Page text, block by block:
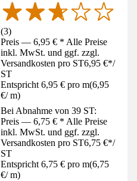
(3)
Preis — 6,95 € * Alle Preise
inkl. MwSt. und ggf. zzgl.
Versandkosten pro ST6,95 €*/
ST
Entspricht 6,95 € pro m(6,95
€/ m)
Bei Abnahme von 39 ST:
Preis — 6,75 € * Alle Preise
inkl. MwSt. und ggf. zzgl.
Versandkosten pro ST6,75 €*/
ST
Entspricht 6,75 € pro m(6,75
€/ m)